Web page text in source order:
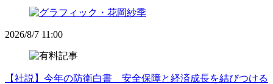
2026/8/7 11:00
【社説】今年の防衛白書 安全保障と経済成長を結びつける